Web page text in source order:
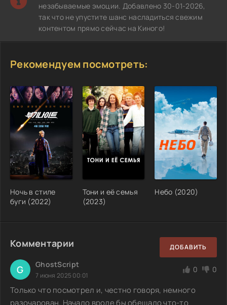
незабываемые эмоции. Добавлено 30-01-2026,
так что не упустите шанс насладиться свежим
контентом прямо сейчас на Киного!
Рекомендуем посмотреть:
Ночь в стиле
буги (2022)
Тони и её семья
(2023)
Небо (2020)
Комментарии ДОБАВИТЬ
G GhostScript
7 июня 2025 00:01
0 0
Только что посмотрел и, честно говоря, немного
разочарован. Начало вроде бы обещало что-то